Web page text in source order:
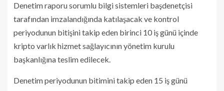
Denetim raporu sorumlu bilgi sistemleri başdenetçisi
tarafından imzalandığında katılaşacak ve kontrol
periyodunun bitişini takip eden birinci 10 iş günü içinde
kripto varlık hizmet sağlayıcının yönetim kurulu
başkanlığına teslim edilecek.
Denetim periyodunun bitimini takip eden 15 iş günü